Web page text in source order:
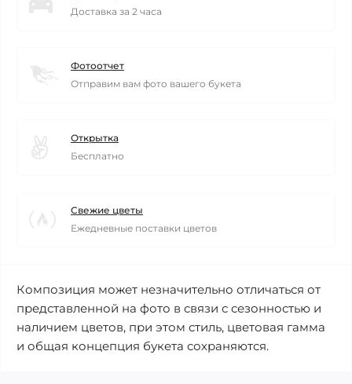
Доставка за 2 часа
Фотоотчет
Отправим вам фото вашего букета
Открытка
Бесплатно
Свежие цветы
Ежедневные поставки цветов
Композиция может незначительно отличаться от
представленной на фото в связи с сезонностью и
наличием цветов, при этом стиль, цветовая гамма
и общая концепция букета сохраняются.